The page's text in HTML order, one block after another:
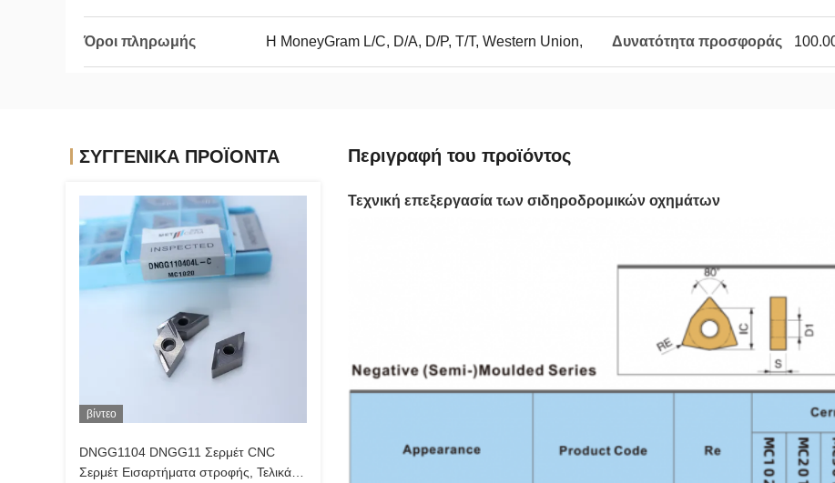
Όροι πληρωμής Η MoneyGram L/C, D/A, D/P, T/T, Western Union, Δυνατότητα προσφοράς
ΣΥΓΓΕΝΙΚΆ ΠΡΟΪΌΝΤΑ
βίντεο
DNGG1104 DNGG11 Σερμέτ CNC
Σερμέτ Εισαρτήματα στροφής, Τελικά
Περιγραφή του προϊόντος
Τεχνική επεξεργασία των σιδηροδρομικών οχημάτων